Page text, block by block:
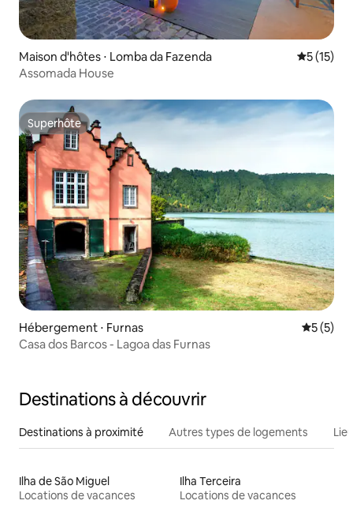
Maison d'hôtes ⋅ Lomba da Fazenda
5 (15)
Assomada House
Superhôte
Superhôte
Hébergement ⋅ Furnas
5 (5)
Casa dos Barcos - Lagoa das Furnas
Destinations à découvrir
Destinations à proximité Autres types de logements
Ilha de São Miguel
Locations de vacances
Ilha Terceira
Locations de vacances